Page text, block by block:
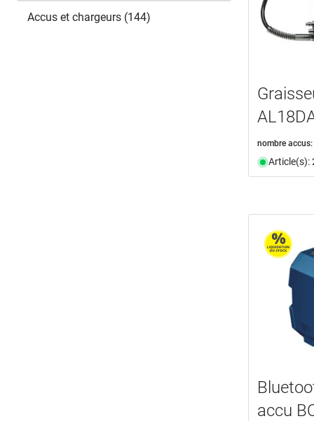
Accus et chargeurs (144)
nombre accus:
Article(s):
accu